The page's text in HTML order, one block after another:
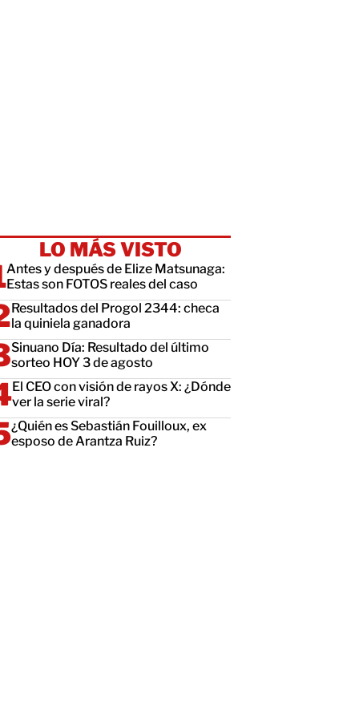
LO MÁS VISTO
Antes y después de Elize Matsunaga:
Estas son FOTOS reales del caso
Resultados del Progol 2344: checa
la quiniela ganadora
Sinuano Día: Resultado del último
sorteo HOY 3 de agosto
El CEO con visión de rayos X: ¿Dónde
ver la serie viral?
¿Quién es Sebastián Fouilloux, ex
esposo de Arantza Ruiz?